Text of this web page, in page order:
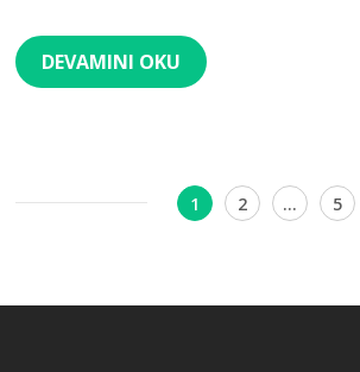
DEVAMINI OKU
Yazı
Sayfa
1 Sayfa
2 … 5